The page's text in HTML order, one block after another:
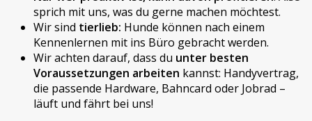
sprich mit uns, was du gerne machen möchtest.
Wir sind tierlieb: Hunde können nach einem
Kennenlernen mit ins Büro gebracht werden.
Wir achten darauf, dass du unter besten
Voraussetzungen arbeiten kannst: Handyvertrag,
die passende Hardware, Bahncard oder Jobrad –
läuft und fährt bei uns!